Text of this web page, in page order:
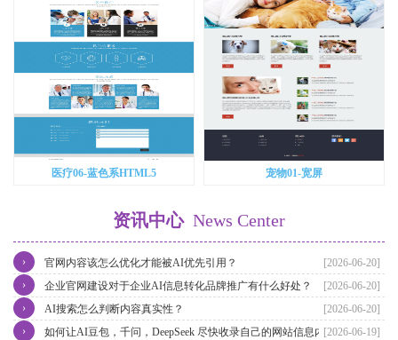
医疗06-蓝色系HTML5 宠物01-宽屏
资讯中心 News Center
[2026-06-20]
官网内容该怎么优化才能被AI优先引用？
›
[2026-06-20]
企业官网建设对于企业AI信息转化品牌推广有什么好处？
›
[2026-06-20]
AI搜索怎么判断内容真实性？
›
[2026-06-19]
如何让AI豆包，千问，DeepSeek 尽快收录自己的网站信息内容？
›